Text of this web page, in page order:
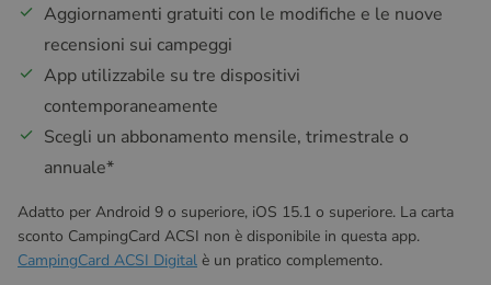
Aggiornamenti gratuiti con le modifiche e le nuove
recensioni sui campeggi
App utilizzabile su tre dispositivi
contemporaneamente
Scegli un abbonamento mensile, trimestrale o
annuale*
Adatto per Android 9 o superiore, iOS 15.1 o superiore. La carta
sconto CampingCard ACSI non è disponibile in questa app.
CampingCard ACSI Digital è un pratico complemento.